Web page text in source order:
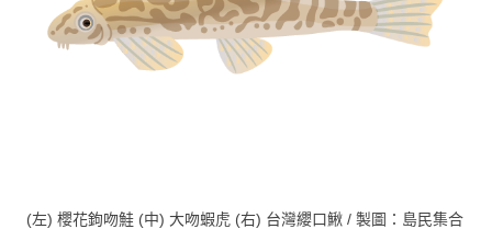
(左) 櫻花鉤吻鮭 (中) 大吻蝦虎 (右) 台灣纓口鰍 / 製圖：島民集合